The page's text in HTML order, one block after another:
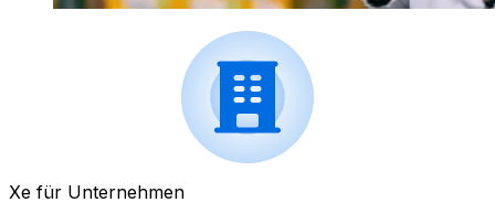
Xe für Unternehmen